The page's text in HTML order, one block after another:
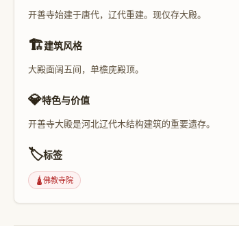
开善寺始建于唐代，辽代重建。现仅存大殿。
🏗️建筑风格
大殿面阔五间，单檐庑殿顶。
💎特色与价值
开善寺大殿是河北辽代木结构建筑的重要遗存。
🏷️标签
🛕佛教寺院